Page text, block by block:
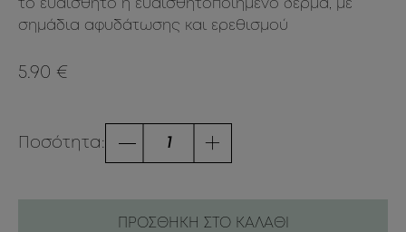
το ευαίσθητο ή ευαισθητοποιημένο δέρμα, με
σημάδια αφυδάτωσης και ερεθισμού
5.90 €
Ποσότητα:
ΠΡΟΣΘΗΚΗ ΣΤΟ ΚΑΛΑΘΙ